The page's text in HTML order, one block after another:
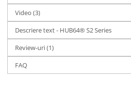
Video (3)
Descriere text - HUB64® S2 Series
Review-uri(1)
FAQ